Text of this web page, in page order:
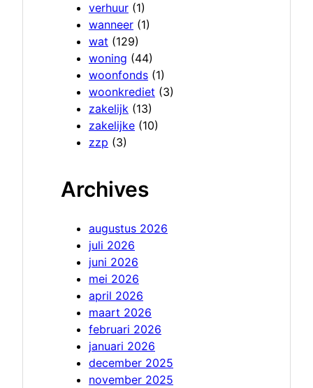
verhuur (1)
wanneer (1)
wat (129)
woning (44)
woonfonds (1)
woonkrediet (3)
zakelijk (13)
zakelijke (10)
zzp (3)
Archives
augustus 2026
juli 2026
juni 2026
mei 2026
april 2026
maart 2026
februari 2026
januari 2026
december 2025
november 2025